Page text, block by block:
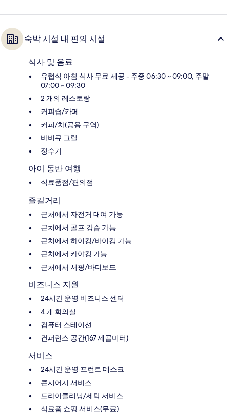
숙박 시설 내 편의 시설
식사 및 음료
유럽식 아침 식사 무료 제공 - 주중 06:30 ~ 09:00, 주말
07:00 ~ 09:30
2 개의 레스토랑
커피숍/카페
커피/차(공용 구역)
바비큐 그릴
정수기
아이 동반 여행
식료품점/편의점
즐길거리
근처에서 자전거 대여 가능
근처에서 골프 강습 가능
근처에서 하이킹/바이킹 가능
근처에서 카야킹 가능
근처에서 서핑/바디보드
비즈니스 지원
24시간 운영 비즈니스 센터
4 개 회의실
컴퓨터 스테이션
컨퍼런스 공간(167 제곱미터)
서비스
24시간 운영 프런트 데스크
콘시어지 서비스
드라이클리닝/세탁 서비스
식료품 쇼핑 서비스(무료)